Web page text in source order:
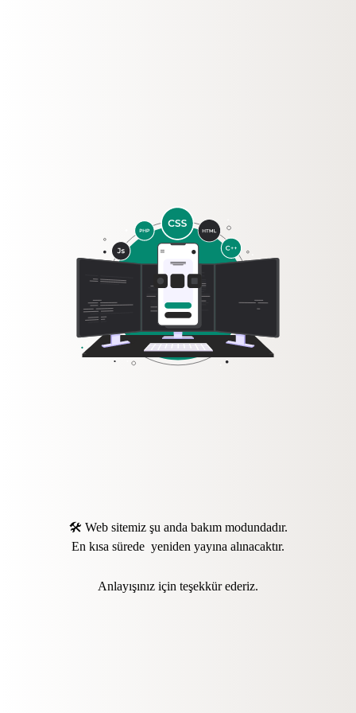
🛠️ Web sitemiz şu anda bakım modundadır.
En kısa sürede yeniden yayına alınacaktır.
Anlayışınız için teşekkür ederiz.